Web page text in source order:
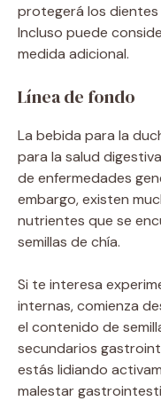
protegerá los dientes
Incluso puede
medida adicional.
Línea de fondo
La bebida para la
para la salud
de enfermedades
embargo, existen
nutrientes que se
semillas de chía.
Si te interesa
internas, comienza
el contenido de
secundarios
estás lidiando
malestar